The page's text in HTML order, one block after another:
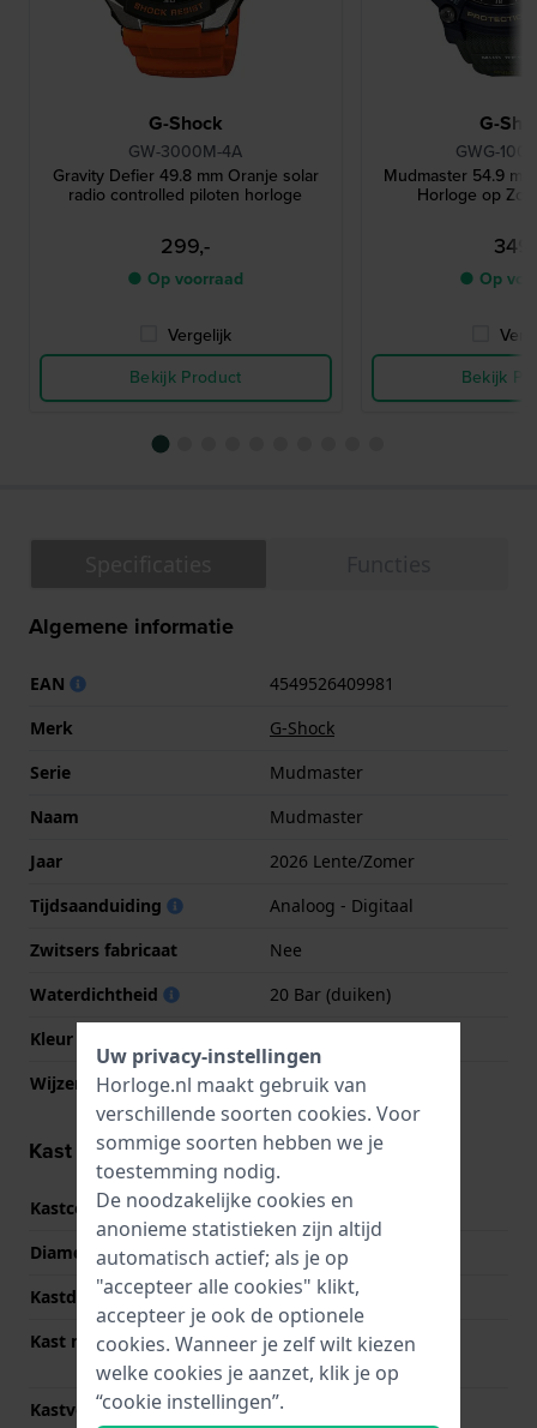
G-Shock
GW-3000M-4A
Gravity Defier 49.8 mm Oranje solar
radio controlled piloten horloge
299,-
● Op voorraad
Vergelijk
Bekijk Product
G-
GWG-100-
Mudmaster 54.9
Horloge op
● Op
Bekijk
Algemene informatie
EAN
4549526409981
Merk
G-Shock
Serie
Mudmaster
Naam
Mudmaster
Jaar
2026 Lente/Zomer
Tijdsaanduiding
Analoog - Digitaal
Zwitsers fabricaat
Nee
Waterdichtheid
20 Bar (duiken)
Kleur wijzerplaat
Wijzer kleuren (u,m,s)
Wit, Wit, Rood
Kast informatie
Kastcode
GG-B100X
Diameter
51.3 mm
Kastdikte
19.4 mm
Kast materiaal
Met carbon versterkt
kunststof
Kastvorm
Rond
Uw privacy-instellingen
Horloge.nl maakt gebruik van
verschillende soorten cookies. Voor
sommige soorten hebben we je
toestemming nodig.
De noodzakelijke cookies en
anonieme statistieken zijn altijd
automatisch actief; als je op
"accepteer alle cookies" klikt,
accepteer je ook de optionele
cookies. Wanneer je zelf wilt kiezen
welke cookies je aanzet, klik je op
“cookie instellingen”.